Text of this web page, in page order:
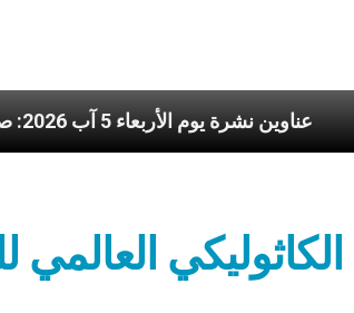
عناوين نشرة يوم الأربعاء 5 آب 2026: صلاة الكنيسة
الكاثوليكي